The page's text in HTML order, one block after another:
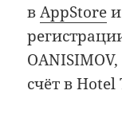
вAppStoreи
счёт в Hotel